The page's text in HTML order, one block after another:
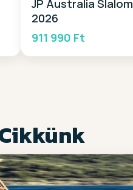
JP Australia Slalom
2026
911 990 Ft